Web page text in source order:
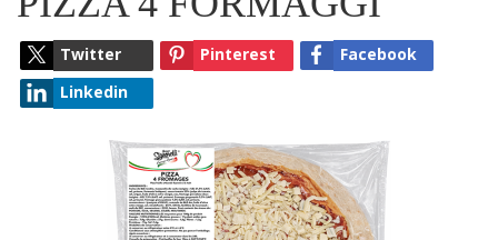
Twitter Pinterest
Facebook
Linkedin